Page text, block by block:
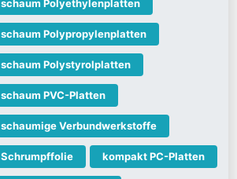
schaum Polyethylenplatten
schaum Polypropylenplatten
schaum Polystyrolplatten
schaum PVC-Platten
schaumige Verbundwerkstoffe
Schrumpffolie kompakt PC-Platten